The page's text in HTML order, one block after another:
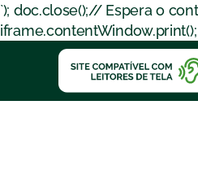
`); doc.close();// Espera o